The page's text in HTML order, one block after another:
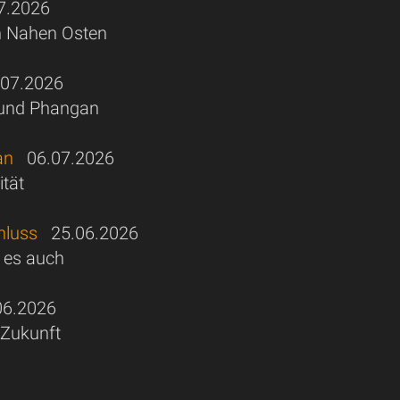
Osten
Phangan
06.07.2026
25.06.2026
auch